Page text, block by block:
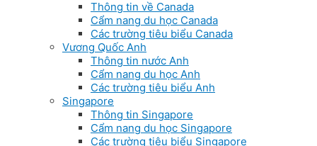
Thông tin về Canada
Cẩm nang du học Canada
Các trường tiêu biểu Canada
Vương Quốc Anh
Thông tin nước Anh
Cẩm nang du học Anh
Các trường tiêu biểu Anh
Singapore
Thông tin Singapore
Cẩm nang du học Singapore
Các trường tiêu biểu Singapore